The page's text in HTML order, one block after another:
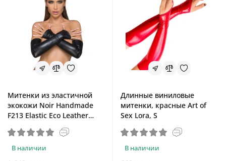
Митенки из эластичной
экокожи Noir Handmade
F213 Elastic Eco Leather
Fingerless Gloves, M
В наличии
Длинные виниловые
митенки, красные Art of
Sex Lora, S
В наличии